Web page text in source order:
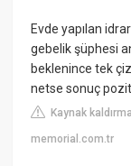
Evde yapılan
gebelik şüphesi
beklenince tek
netse sonuç
Kaynak
memorial.com.tr